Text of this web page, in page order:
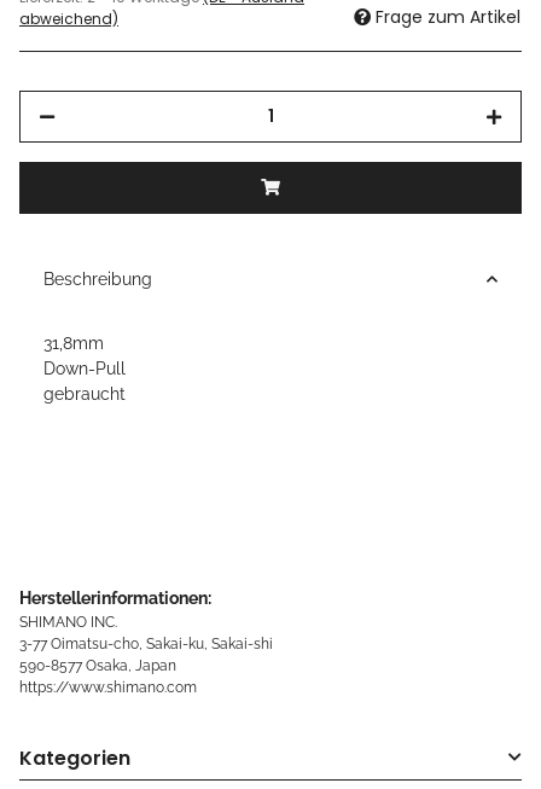
abweichend)
Frage zum Artikel
Beschreibung
31,8mm
Down-Pull
gebraucht
Herstellerinformationen:
SHIMANO INC.
3-77 Oimatsu-cho, Sakai-ku, Sakai-shi
590-8577 Osaka, Japan
https://www.shimano.com
Kategorien